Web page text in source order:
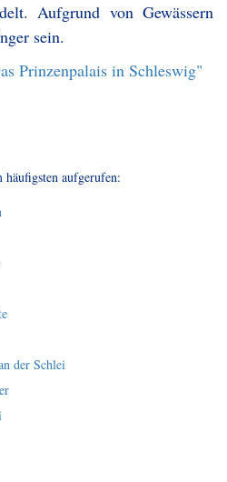
Aufgrund von Gewässern
sein.
Prinzenpalais in Schleswig"
häufigsten aufgerufen:
der Schlei